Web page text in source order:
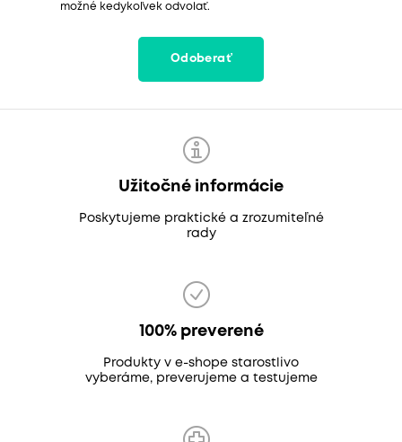
možné kedykoľvek odvolať.
Odoberať
Užitočné informácie
Poskytujeme praktické a zrozumiteľné
rady
100% preverené
Produkty v e-shope starostlivo
vyberáme, preverujeme a testujeme